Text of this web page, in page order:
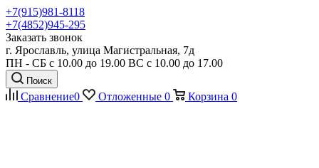
+7(915)981-8118
+7(4852)945-295
Заказать звонок
г. Ярославль, улица Магистральная, 7д
ПН - СБ с 10.00 до 19.00 ВС с 10.00 до 17.00
Поиск
Сравнение0 Отложенные 0 Корзина 0